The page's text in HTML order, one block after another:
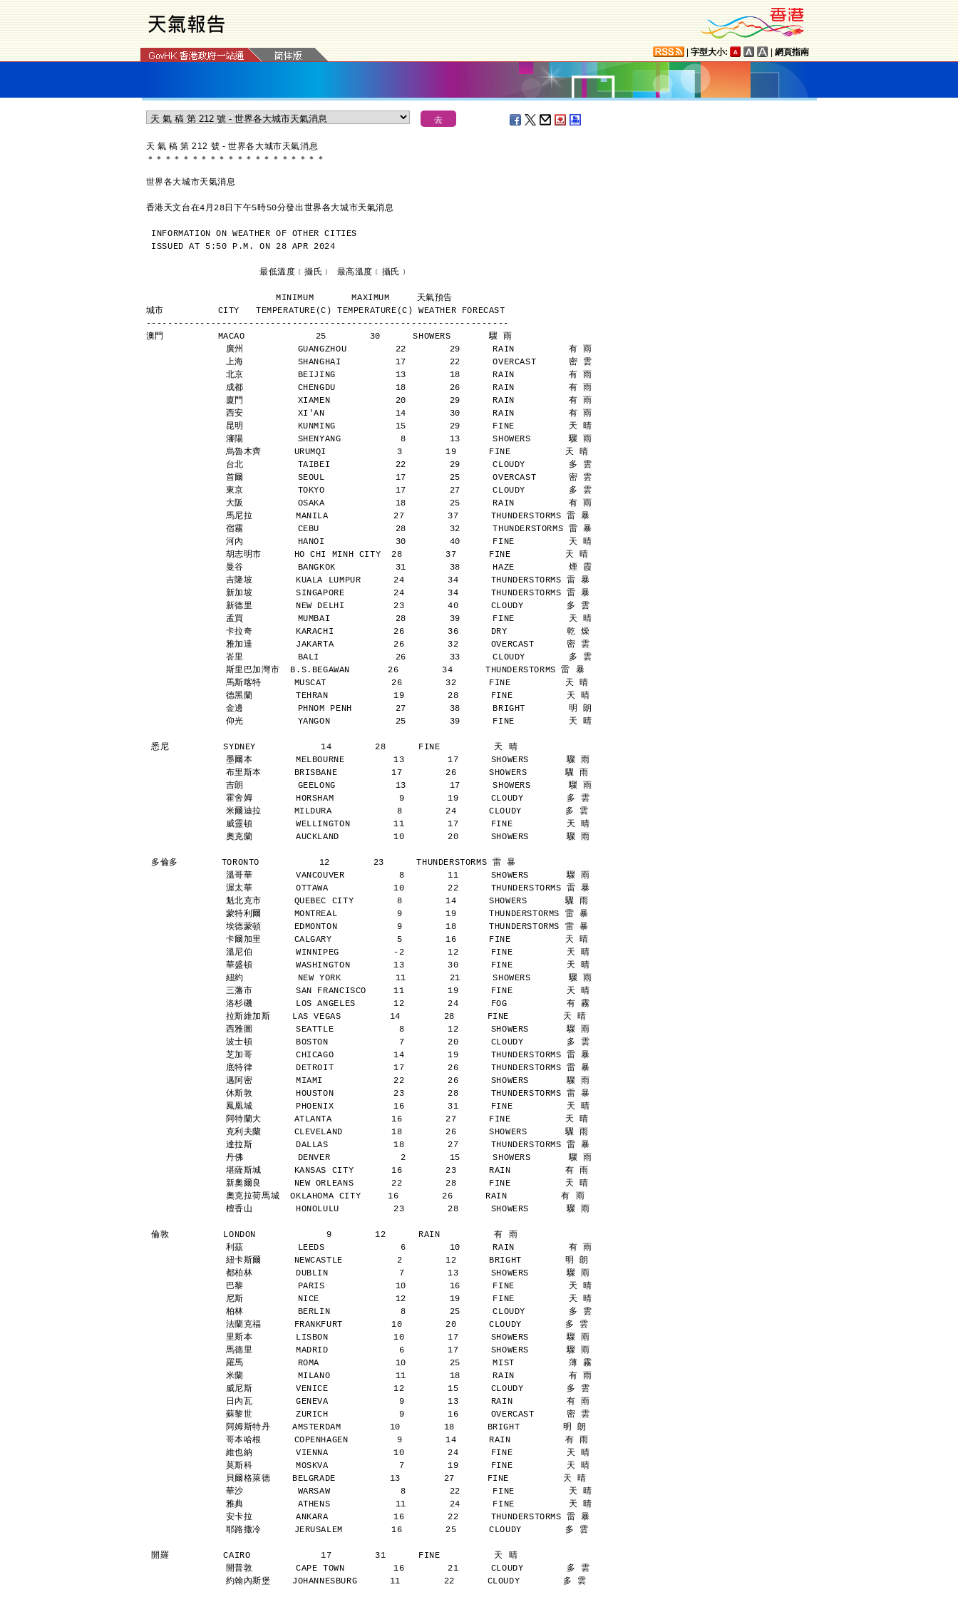
字型大小: 網頁指南
天 氣 稿 第 212 號 - 世界各大城市天氣消息
＊ ＊ ＊ ＊ ＊ ＊ ＊ ＊ ＊ ＊ ＊ ＊ ＊ ＊ ＊ ＊ ＊ ＊ ＊ ＊
世界各大城市天氣消息
香港天文台在4月28日下午5時50分發出世界各大城市天氣消息
INFORMATION ON WEATHER OF OTHER CITIES
ISSUED AT 5:50 P.M. ON 28 APR 2024
                     最低溫度﹝攝氏﹞ 最高溫度﹝攝氏﹞
                        MINIMUM       MAXIMUM     天氣預告
城市          CITY   TEMPERATURE(C) TEMPERATURE(C) WEATHER FORECAST
-------------------------------------------------------------------
澳門          MACAO             25        30      SHOWERS       驟 雨
廣州          GUANGZHOU         22        29      RAIN          有 雨
上海          SHANGHAI          17        22      OVERCAST      密 雲
北京          BEIJING           13        18      RAIN          有 雨
成都          CHENGDU           18        26      RAIN          有 雨
廈門          XIAMEN            20        29      RAIN          有 雨
西安          XI'AN             14        30      RAIN          有 雨
昆明          KUNMING           15        29      FINE          天 晴
瀋陽          SHENYANG           8        13      SHOWERS       驟 雨
烏魯木齊      URUMQI             3        19      FINE          天 晴
台北          TAIBEI            22        29      CLOUDY        多 雲
首爾          SEOUL             17        25      OVERCAST      密 雲
東京          TOKYO             17        27      CLOUDY        多 雲
大阪          OSAKA             18        25      RAIN          有 雨
馬尼拉        MANILA            27        37      THUNDERSTORMS 雷 暴
宿霧          CEBU              28        32      THUNDERSTORMS 雷 暴
河內          HANOI             30        40      FINE          天 晴
胡志明市      HO CHI MINH CITY  28        37      FINE          天 晴
曼谷          BANGKOK           31        38      HAZE          煙 霞
吉隆坡        KUALA LUMPUR      24        34      THUNDERSTORMS 雷 暴
新加坡        SINGAPORE         24        34      THUNDERSTORMS 雷 暴
新德里        NEW DELHI         23        40      CLOUDY        多 雲
孟買          MUMBAI            28        39      FINE          天 晴
卡拉奇        KARACHI           26        36      DRY           乾 燥
雅加達        JAKARTA           26        32      OVERCAST      密 雲
峇里          BALI              26        33      CLOUDY        多 雲
斯里巴加灣市  B.S.BEGAWAN       26        34      THUNDERSTORMS 雷 暴
馬斯喀特      MUSCAT            26        32      FINE          天 晴
德黑蘭        TEHRAN            19        28      FINE          天 晴
金邊          PHNOM PENH        27        38      BRIGHT        明 朗
仰光          YANGON            25        39      FINE          天 晴
悉尼          SYDNEY            14        28      FINE          天 晴
墨爾本        MELBOURNE         13        17      SHOWERS       驟 雨
布里斯本      BRISBANE          17        26      SHOWERS       驟 雨
吉朗          GEELONG           13        17      SHOWERS       驟 雨
霍舍姆        HORSHAM            9        19      CLOUDY        多 雲
米爾迪拉      MILDURA            8        24      CLOUDY        多 雲
威靈頓        WELLINGTON        11        17      FINE          天 晴
奧克蘭        AUCKLAND          10        20      SHOWERS       驟 雨
多倫多        TORONTO           12        23      THUNDERSTORMS 雷 暴
溫哥華        VANCOUVER          8        11      SHOWERS       驟 雨
渥太華        OTTAWA            10        22      THUNDERSTORMS 雷 暴
魁北克市      QUEBEC CITY        8        14      SHOWERS       驟 雨
蒙特利爾      MONTREAL           9        19      THUNDERSTORMS 雷 暴
埃德蒙頓      EDMONTON           9        18      THUNDERSTORMS 雷 暴
卡爾加里      CALGARY            5        16      FINE          天 晴
溫尼伯        WINNIPEG          -2        12      FINE          天 晴
華盛頓        WASHINGTON        13        30      FINE          天 晴
紐約          NEW YORK          11        21      SHOWERS       驟 雨
三藩市        SAN FRANCISCO     11        19      FINE          天 晴
洛杉磯        LOS ANGELES       12        24      FOG           有 霧
拉斯維加斯    LAS VEGAS         14        28      FINE          天 晴
西雅圖        SEATTLE            8        12      SHOWERS       驟 雨
波士頓        BOSTON             7        20      CLOUDY        多 雲
芝加哥        CHICAGO           14        19      THUNDERSTORMS 雷 暴
底特律        DETROIT           17        26      THUNDERSTORMS 雷 暴
邁阿密        MIAMI             22        26      SHOWERS       驟 雨
休斯敦        HOUSTON           23        28      THUNDERSTORMS 雷 暴
鳳凰城        PHOENIX           16        31      FINE          天 晴
阿特蘭大      ATLANTA           16        27      FINE          天 晴
克利夫蘭      CLEVELAND         18        26      SHOWERS       驟 雨
達拉斯        DALLAS            18        27      THUNDERSTORMS 雷 暴
丹佛          DENVER             2        15      SHOWERS       驟 雨
堪薩斯城      KANSAS CITY       16        23      RAIN          有 雨
新奧爾良      NEW ORLEANS       22        28      FINE          天 晴
奧克拉荷馬城  OKLAHOMA CITY     16        26      RAIN          有 雨
檀香山        HONOLULU          23        28      SHOWERS       驟 雨
倫敦          LONDON             9        12      RAIN          有 雨
利茲          LEEDS              6        10      RAIN          有 雨
紐卡斯爾      NEWCASTLE          2        12      BRIGHT        明 朗
都柏林        DUBLIN             7        13      SHOWERS       驟 雨
巴黎          PARIS             10        16      FINE          天 晴
尼斯          NICE              12        19      FINE          天 晴
柏林          BERLIN             8        25      CLOUDY        多 雲
法蘭克福      FRANKFURT         10        20      CLOUDY        多 雲
里斯本        LISBON            10        17      SHOWERS       驟 雨
馬德里        MADRID             6        17      SHOWERS       驟 雨
羅馬          ROMA              10        25      MIST          薄 霧
米蘭          MILANO            11        18      RAIN          有 雨
威尼斯        VENICE            12        15      CLOUDY        多 雲
日內瓦        GENEVA             9        13      RAIN          有 雨
蘇黎世        ZURICH             9        16      OVERCAST      密 雲
阿姆斯特丹    AMSTERDAM         10        18      BRIGHT        明 朗
哥本哈根      COPENHAGEN         9        14      RAIN          有 雨
維也納        VIENNA            10        24      FINE          天 晴
莫斯科        MOSKVA             7        19      FINE          天 晴
貝爾格萊德    BELGRADE          13        27      FINE          天 晴
華沙          WARSAW             8        22      FINE          天 晴
雅典          ATHENS            11        24      FINE          天 晴
安卡拉        ANKARA            16        22      THUNDERSTORMS 雷 暴
耶路撒冷      JERUSALEM         16        25      CLOUDY        多 雲
開羅          CAIRO             17        31      FINE          天 晴
開普敦        CAPE TOWN         16        21      CLOUDY        多 雲
約翰內斯堡    JOHANNESBURG      11        22      CLOUDY        多 雲